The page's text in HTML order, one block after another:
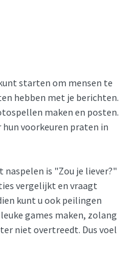
starten om mensen te
hebben met je berichten.
maken en posten.
voorkeuren praten in
naspelen is "Zou je liever?"
vergelijkt en vraagt
kunt u ook peilingen
games maken, zolang
niet overtreedt. Dus voel